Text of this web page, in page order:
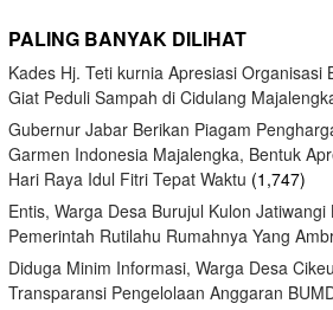
PALING BANYAK DILIHAT
Kades Hj. Teti kurnia Apresiasi Organisasi
Giat Peduli Sampah di Cidulang
Gubernur Jabar Berikan Piagam
Garmen Indonesia Majalengka, Bentuk
Hari Raya Idul Fitri Tepat Waktu (1,747)
Entis, Warga Desa Burujul Kulon
Pemerintah Rutilahu Rumahnya Yang
Diduga Minim Informasi, Warga Desa
Transparansi Pengelolaan Anggaran